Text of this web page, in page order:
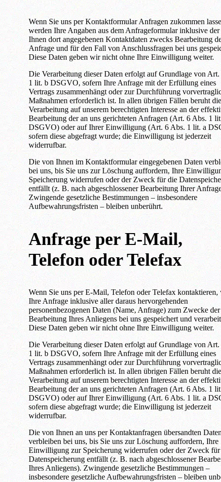
Wenn Sie uns per Kontaktformular Anfragen zukommen
werden Ihre Angaben aus dem Anfrageformular inklusive
Ihnen dort angegebenen Kontaktdaten zwecks Bearbeitung
Anfrage und für den Fall von Anschlussfragen bei uns
Diese Daten geben wir nicht ohne Ihre Einwilligung weiter.
Die Verarbeitung dieser Daten erfolgt auf Grundlage von
1 lit. b DSGVO, sofern Ihre Anfrage mit der Erfüllung eines
Vertrags zusammenhängt oder zur Durchführung
Maßnahmen erforderlich ist. In allen übrigen Fällen beruht die
Verarbeitung auf unserem berechtigten Interesse an der
Bearbeitung der an uns gerichteten Anfragen (Art. 6 Abs. 1
DSGVO) oder auf Ihrer Einwilligung (Art. 6 Abs. 1 lit. a
sofern diese abgefragt wurde; die Einwilligung ist jederzeit
widerrufbar.
Die von Ihnen im Kontaktformular eingegebenen Daten
bei uns, bis Sie uns zur Löschung auffordern, Ihre
Speicherung widerrufen oder der Zweck für die
entfällt (z. B. nach abgeschlossener Bearbeitung Ihrer
Zwingende gesetzliche Bestimmungen – insbesondere
Aufbewahrungsfristen – bleiben unberührt.
Anfrage per E-Mail,
Telefon oder Telefax
Wenn Sie uns per E-Mail, Telefon oder Telefax kontaktieren,
Ihre Anfrage inklusive aller daraus hervorgehenden
personenbezogenen Daten (Name, Anfrage) zum Zwecke der
Bearbeitung Ihres Anliegens bei uns gespeichert und
Diese Daten geben wir nicht ohne Ihre Einwilligung weiter.
Die Verarbeitung dieser Daten erfolgt auf Grundlage von
1 lit. b DSGVO, sofern Ihre Anfrage mit der Erfüllung eines
Vertrags zusammenhängt oder zur Durchführung
Maßnahmen erforderlich ist. In allen übrigen Fällen beruht die
Verarbeitung auf unserem berechtigten Interesse an der
Bearbeitung der an uns gerichteten Anfragen (Art. 6 Abs. 1
DSGVO) oder auf Ihrer Einwilligung (Art. 6 Abs. 1 lit. a
sofern diese abgefragt wurde; die Einwilligung ist jederzeit
widerrufbar.
Die von Ihnen an uns per Kontaktanfragen übersandten
verbleiben bei uns, bis Sie uns zur Löschung auffordern, Ihre
Einwilligung zur Speicherung widerrufen oder der Zweck
Datenspeicherung entfällt (z. B. nach abgeschlossener
Ihres Anliegens). Zwingende gesetzliche Bestimmungen –
insbesondere gesetzliche Aufbewahrungsfristen – bleiben